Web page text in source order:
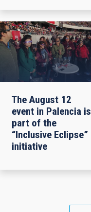
The August 12
event in Palencia is
part of the
“Inclusive Eclipse”
initiative